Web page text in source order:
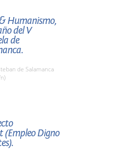
Humanismo,
del V
de
de Salamanca
(Empleo Digno